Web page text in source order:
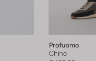
Profuomo
Chino